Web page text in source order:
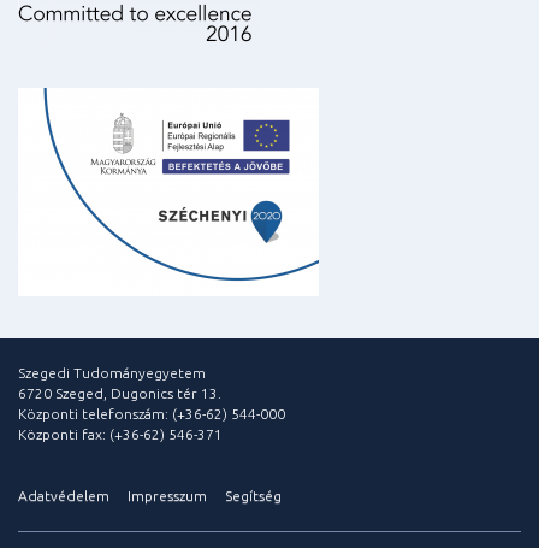
Szegedi Tudományegyetem
6720 Szeged, Dugonics tér 13.
Központi telefonszám: (+36-62) 544-000
Központi fax: (+36-62) 546-371
Adatvédelem Impresszum Segítség